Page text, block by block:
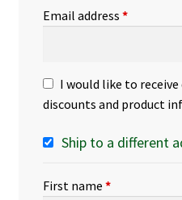
Email address *
I would like to
discounts and product
Ship to a different
First name *